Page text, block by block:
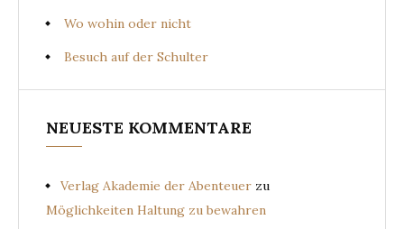
Wo wohin oder nicht
Besuch auf der Schulter
NEUESTE KOMMENTARE
Verlag Akademie der Abenteuer zu
Möglichkeiten Haltung zu bewahren